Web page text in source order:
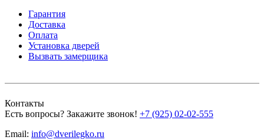
Гарантия
Доставка
Оплата
Установка дверей
Вызвать замерщика
Контакты
Есть вопросы? Закажите звонок! +7 (925) 02-02-555
Email: info@dverilegko.ru